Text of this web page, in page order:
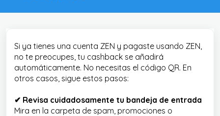
Si ya tienes una cuenta ZEN y pagaste usando ZEN,
no te preocupes, tu cashback se añadirá
automáticamente. No necesitas el código QR. En
otros casos, sigue estos pasos:
✔ Revisa cuidadosamente tu bandeja de entrada
Mira en la carpeta de spam, promociones o